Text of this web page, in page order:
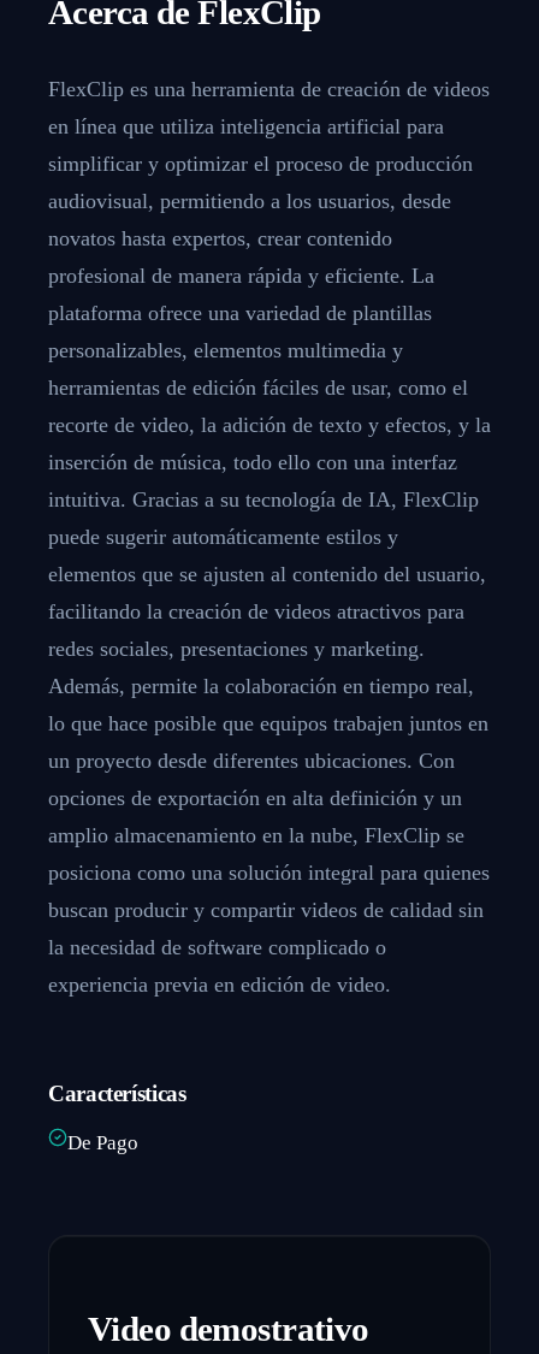
Acerca de FlexClip
FlexClip es una herramienta de creación de videos
en línea que utiliza inteligencia artificial para
simplificar y optimizar el proceso de producción
audiovisual, permitiendo a los usuarios, desde
novatos hasta expertos, crear contenido
profesional de manera rápida y eficiente. La
plataforma ofrece una variedad de plantillas
personalizables, elementos multimedia y
herramientas de edición fáciles de usar, como el
recorte de video, la adición de texto y efectos, y la
inserción de música, todo ello con una interfaz
intuitiva. Gracias a su tecnología de IA, FlexClip
puede sugerir automáticamente estilos y
elementos que se ajusten al contenido del usuario,
facilitando la creación de videos atractivos para
redes sociales, presentaciones y marketing.
Además, permite la colaboración en tiempo real,
lo que hace posible que equipos trabajen juntos en
un proyecto desde diferentes ubicaciones. Con
opciones de exportación en alta definición y un
amplio almacenamiento en la nube, FlexClip se
posiciona como una solución integral para quienes
buscan producir y compartir videos de calidad sin
la necesidad de software complicado o
experiencia previa en edición de video.
Características
De Pago
Video demostrativo